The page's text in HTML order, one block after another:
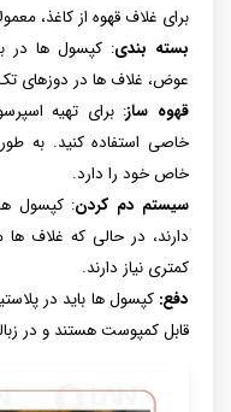
برای غلاف قهوه از کاغذ،
بسته بندی: کپسول ها در
عوض، غلاف ها در دوزهای
قهوه ساز: برای تهیه
خاصی استفاده کنید. به
خاص خود را دارد.
سیستم دم کردن: کپسول
دارند، در حالی که غلاف ها
کمتری نیاز دارند.
دفع: کپسول ها باید در
قابل کمپوست هستند و در